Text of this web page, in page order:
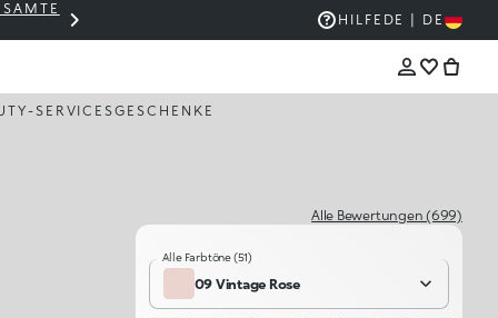
THE KIKO SALE: BIS ZU -50 %
HILFE DE | DE
SERVICESGESCHENKE
Alle Bewertungen (699)
Alle Farbtöne (51)
09 Vintage Rose